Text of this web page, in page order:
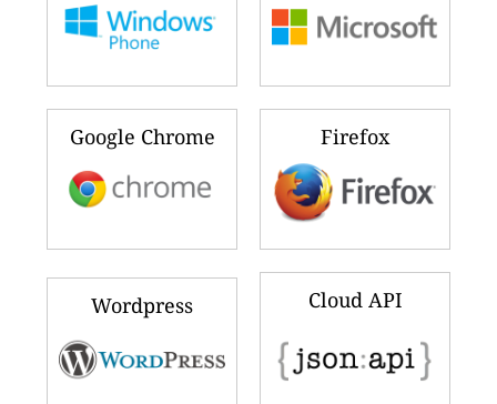
Google Chrome Firefox
Wordpress Cloud API